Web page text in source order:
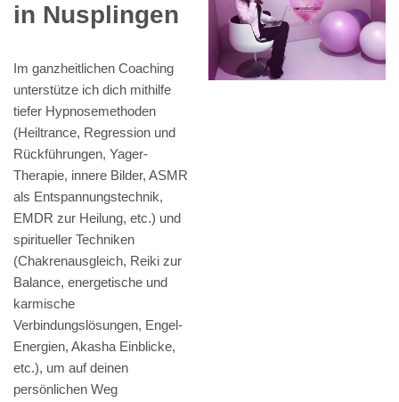
in Nusplingen
Im ganzheitlichen Coaching
unterstütze ich dich mithilfe
tiefer Hypnosemethoden
(Heiltrance, Regression und
Rückführungen, Yager-
Therapie, innere Bilder, ASMR
als Entspannungstechnik,
EMDR zur Heilung, etc.) und
spiritueller Techniken
(Chakrenausgleich, Reiki zur
Balance, energetische und
karmische
Verbindungslösungen, Engel-
Energien, Akasha Einblicke,
etc.), um auf deinen
persönlichen Weg